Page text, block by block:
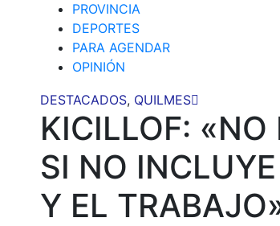
PROVINCIA
DEPORTES
PARA AGENDAR
OPINIÓN
DESTACADOS, QUILMES
KICILLOF: «NO
SI NO
Y EL